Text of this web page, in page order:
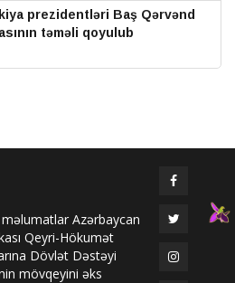
prezidentləri Baş Qərvənd
təməli qoyulub
bəyanatlarla çıxış
Şuşa Qlobal Media Forumu
nüfuzlu
məlumatlar Azərbaycan
Qeyri-Hökumət
Dövlət Dəstəyi
mövqeyini əks